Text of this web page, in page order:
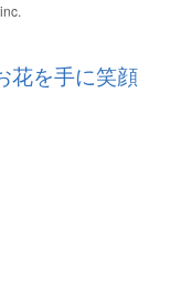
花を手に笑顔